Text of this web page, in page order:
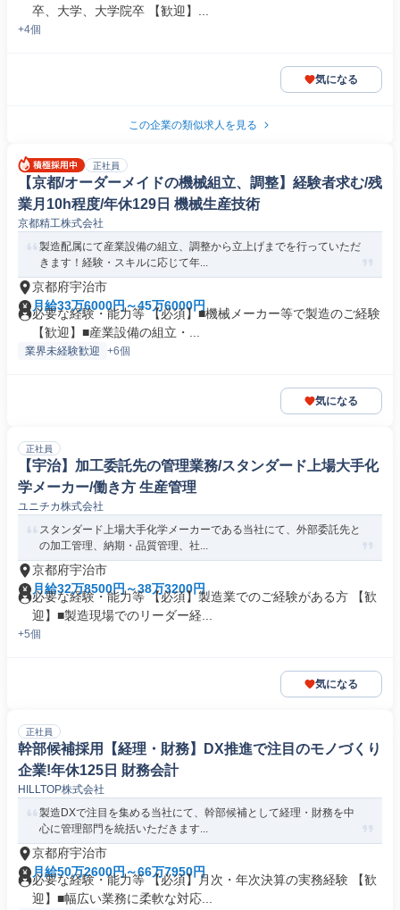
卒、大学、大学院卒 【歓迎】...
+4個
気になる
この企業の類似求人を見る
正社員
【京都/オーダーメイドの機械組立、調整】経験者求む/残
業月10h程度/年休129日 機械生産技術
京都精工株式会社
製造配属にて産業設備の組立、調整から立上げまでを行っていただ
きます！経験・スキルに応じて年...
京都府宇治市
月給33万6000円～45万6000円
必要な経験・能力等 【必須】■機械メーカー等で製造のご経験
【歓迎】■産業設備の組立・...
業界未経験歓迎 +6個
気になる
正社員
【宇治】加工委託先の管理業務/スタンダード上場大手化
学メーカー/働き方 生産管理
ユニチカ株式会社
スタンダード上場大手化学メーカーである当社にて、外部委託先と
の加工管理、納期・品質管理、社...
京都府宇治市
月給32万8500円～38万3200円
必要な経験・能力等 【必須】製造業でのご経験がある方 【歓
迎】■製造現場でのリーダー経...
+5個
気になる
正社員
幹部候補採用【経理・財務】DX推進で注目のモノづくり
企業!年休125日 財務会計
HILLTOP株式会社
製造DXで注目を集める当社にて、幹部候補として経理・財務を中
心に管理部門を統括いただきます...
京都府宇治市
月給50万2600円～66万7950円
必要な経験・能力等 【必須】月次・年次決算の実務経験 【歓
迎】■幅広い業務に柔軟な対応...